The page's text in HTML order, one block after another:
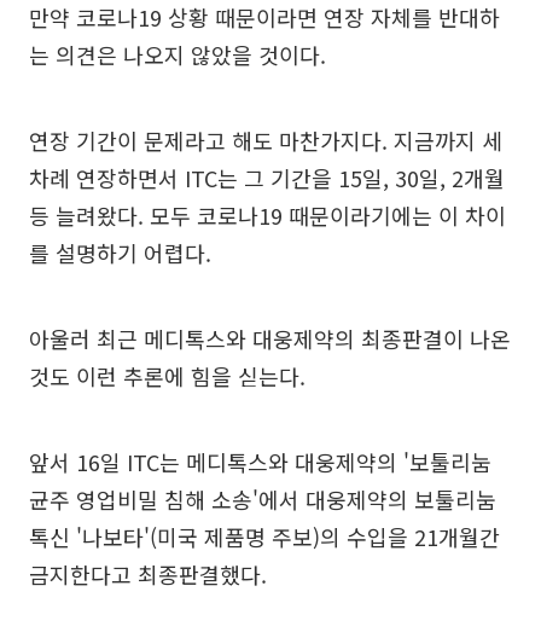
만약 코로나19 상황 때문이라면 연장 자체를 반대하
는 의견은 나오지 않았을 것이다.
연장 기간이 문제라고 해도 마찬가지다. 지금까지 세
차례 연장하면서 ITC는 그 기간을 15일, 30일, 2개월
등 늘려왔다. 모두 코로나19 때문이라기에는 이 차이
를 설명하기 어렵다.
아울러 최근 메디톡스와 대웅제약의 최종판결이 나온
것도 이런 추론에 힘을 싣는다.
앞서 16일 ITC는 메디톡스와 대웅제약의 '보툴리눔
균주 영업비밀 침해 소송'에서 대웅제약의 보툴리눔
톡신 '나보타'(미국 제품명 주보)의 수입을 21개월간
금지한다고 최종판결했다.